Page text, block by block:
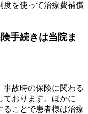
度を使って治療費補償
手続きは当院ま
事故時の保険に関わる
ております。ほかに
ることで患者様は治療